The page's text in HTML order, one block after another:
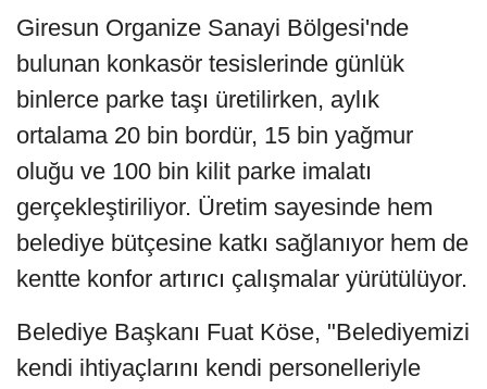
Giresun Organize Sanayi Bölgesi'nde
bulunan konkasör tesislerinde günlük
binlerce parke taşı üretilirken, aylık
ortalama 20 bin bordür, 15 bin yağmur
oluğu ve 100 bin kilit parke imalatı
gerçekleştiriliyor. Üretim sayesinde hem
belediye bütçesine katkı sağlanıyor hem de
kentte konfor artırıcı çalışmalar yürütülüyor.
Belediye Başkanı Fuat Köse, "Belediyemizi
kendi ihtiyaçlarını kendi personelleriyle